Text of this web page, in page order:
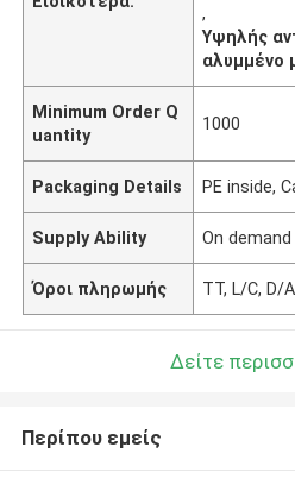
,
Υψηλής
αλυμμένο
Minimum Order Q
uantity
1000
Packaging Details PE inside,
Supply Ability On
Όροι πληρωμής TT, L/C, D/
Δείτε
Περίπου εμείς